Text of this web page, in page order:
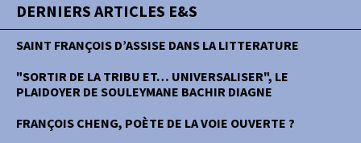
DERNIERS ARTICLES E&S
SAINT FRANÇOIS D’ASSISE DANS LA LITTERATURE
"SORTIR DE LA TRIBU ET… UNIVERSALISER", LE
PLAIDOYER DE SOULEYMANE BACHIR DIAGNE
FRANÇOIS CHENG, POÈTE DE LA VOIE OUVERTE ?